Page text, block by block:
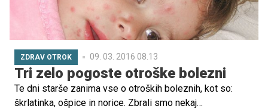
ZDRAV OTROK 09. 03. 2016 08.13
Tri zelo pogoste otroške bolezni
Te dni starše zanima vse o otroških boleznih, kot so:
škrlatinka, ošpice in norice. Zbrali smo nekaj